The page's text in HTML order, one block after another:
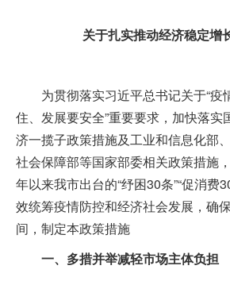
关于扎实推动经济稳定增
为贯彻落实习近平总书记关于“
住、发展要安全”重要要求，加快落实
济一揽子政策措施及工业和信息化部
社会保障部等国家部委相关政策措施
年以来我市出台的“纾困30条”“促消费
效统筹疫情防控和经济社会发展，确
间，制定本政策措施
一、多措并举减轻市场主体负担